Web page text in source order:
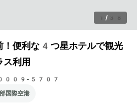
1 / 38
！便利な4つ星ホテルで観光
ス利用
0009-5707
国際空港